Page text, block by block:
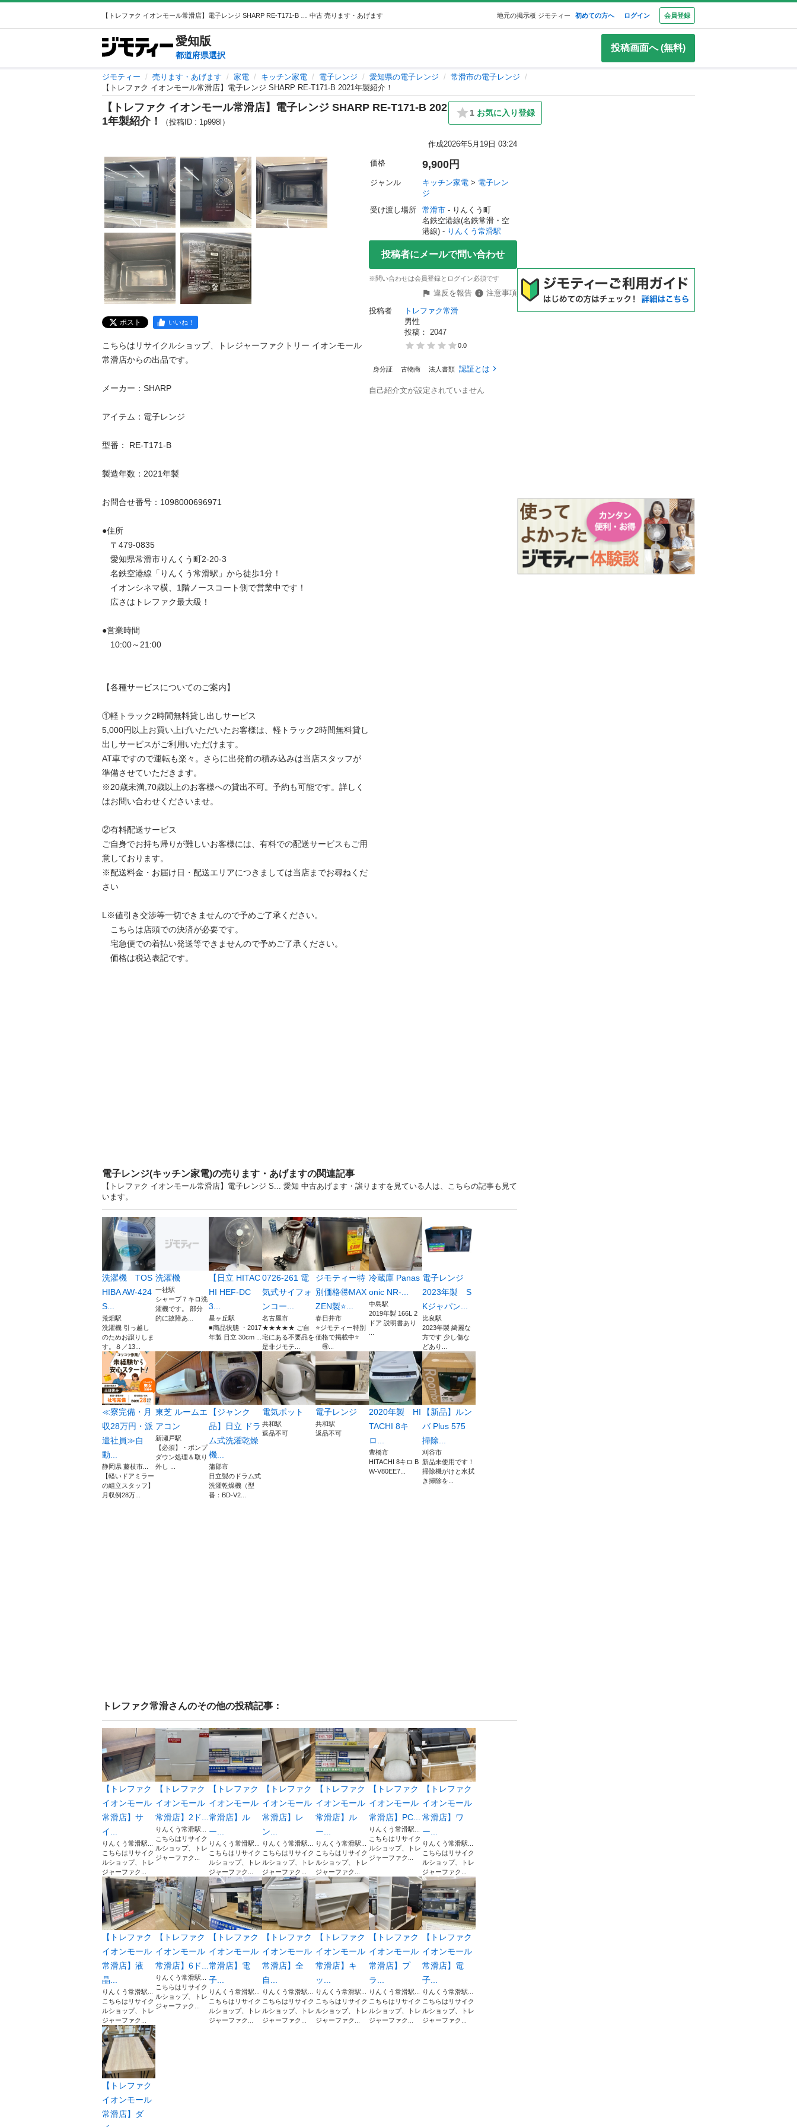
中古 売ります・あげます 地元の掲示板 ジモティー 初めての方へ ログイン 会員登録
愛知版
都道府県選択
投稿画面へ (無料)
ジモティー 売ります・あげます 家電 キッチン家電 電子レンジ 愛知県の電子レンジ
常滑市の電子レンジ
【トレファク イオンモール常滑店】電子レンジ SHARP RE-T171-B 2021年製紹介！
【トレファク イオンモール常滑店】電子レンジ SHARP RE-T171-B 202
1年製紹介！
（投稿ID : 1p998l）
1 お気に入り登録
作成2026年5月19日 03:24
ポスト いいね！
こちらはリサイクルショップ、トレジャーファクトリー イオンモール
常滑店からの出品です。
メーカー：SHARP
アイテム：電子レンジ
型番： RE-T171-B
製造年数：2021年製
お問合せ番号：1098000696971
●住所
〒479-0835
愛知県常滑市りんくう町2-20-3
名鉄空港線「りんくう常滑駅」から徒歩1分！
イオンシネマ横、1階ノースコート側で営業中です！
広さはトレファク最大級！
●営業時間
10:00～21:00
【各種サービスについてのご案内】
①軽トラック2時間無料貸し出しサービス
5,000円以上お買い上げいただいたお客様は、軽トラック2時間無料貸し
出しサービスがご利用いただけます。
AT車ですので運転も楽々。さらに出発前の積み込みは当店スタッフが
準備させていただきます。
※20歳未満,70歳以上のお客様への貸出不可。予約も可能です。詳しく
はお問い合わせくださいませ。
②有料配送サービス
ご自身でお持ち帰りが難しいお客様には、有料での配送サービスもご用
意しております。
※配送料金・お届け日・配送エリアにつきましては当店までお尋ねくだ
さい
L※値引き交渉等一切できませんので予めご了承ください。
こちらは店頭での決済が必要です。
宅急便での着払い発送等できませんので予めご了承ください。
価格は税込表記です。
価格 9,900円
ジャンル キッチン家電 > 電子レン
ジ
受け渡し場所
常滑市 - りんくう町
名鉄空港線(名鉄常滑・空
港線) - りんくう常滑駅
投稿者にメールで問い合わせ
※問い合わせは会員登録とログイン必須です
違反を報告
注意事項
投稿者
トレファク常滑
男性
投稿： 2047
0.0
身分証 古物商 法人書類 認証とは
自己紹介文が設定されていません
電子レンジ(キッチン家電)の売ります・あげますの関連記事
【トレファク イオンモール常滑店】電子レンジ S... 愛知 中古あげます・譲りますを見ている人は、こちらの記事も見て
います。
洗濯機 TOS
HIBA AW-424
S...
荒畑駅
洗濯機 引っ越し
のためお譲りしま
す。８／13...
洗濯機
一社駅
シャープ７キロ洗
濯機です。 部分
的に故障あ...
【日立 HITAC
HI HEF-DC
3...
星ヶ丘駅
■商品状態 ・2017
年製 日立 30cm ...
0726-261 電
気式サイフォ
ンコー...
名古屋市
★★★★★ ご自
宅にある不要品を
是非ジモテ...
ジモティー特
別価格🉐MAX
ZEN製⭐...
春日井市
⭐️ジモティー特別
価格で掲載中⭐️
🉐...
冷蔵庫 Panas
onic NR-...
中島駅
2019年製 166L 2
ドア 説明書あり
電子レンジ
2023年製 S
Kジャパン...
比良駅
2023年製 綺麗な
方です 少し傷な
どあり...
≪寮完備・月
収28万円・派
遣社員≫自
動...
静岡県 藤枝市...
【軽いドアミラー
の組立スタッフ】
月収例28万...
東芝 ルームエ
アコン
新瀬戸駅
【必須】・ポンプ
ダウン処理＆取り
外し ...
【ジャンク
品】日立 ドラ
ム式洗濯乾燥
機...
蒲郡市
日立製のドラム式
洗濯乾燥機（型
番：BD-V2...
電気ポット
共和駅
返品不可
電子レンジ
共和駅
返品不可
2020年製 HI
TACHI 8キ
ロ...
豊橋市
HITACHI 8キロ B
W-V80EE7...
【新品】ルン
バ Plus 575
掃除...
刈谷市
新品未使用です！
掃除機がけと水拭
き掃除を...
トレファク常滑さんのその他の投稿記事：
【トレファク
イオンモール
常滑店】サ
イ...
りんくう常滑駅...
こちらはリサイク
ルショップ、トレ
ジャーファク...
【トレファク
イオンモール
常滑店】2ド...
りんくう常滑駅...
こちらはリサイク
ルショップ、トレ
ジャーファク...
【トレファク
イオンモール
常滑店】ル
ー...
りんくう常滑駅...
こちらはリサイク
ルショップ、トレ
ジャーファク...
【トレファク
イオンモール
常滑店】レ
ン...
りんくう常滑駅...
こちらはリサイク
ルショップ、トレ
ジャーファク...
【トレファク
イオンモール
常滑店】ル
ー...
りんくう常滑駅...
こちらはリサイク
ルショップ、トレ
ジャーファク...
【トレファク
イオンモール
常滑店】PC...
りんくう常滑駅...
こちらはリサイク
ルショップ、トレ
ジャーファク...
【トレファク
イオンモール
常滑店】ワ
ー...
りんくう常滑駅...
こちらはリサイク
ルショップ、トレ
ジャーファク...
【トレファク
イオンモール
常滑店】液
晶...
りんくう常滑駅...
こちらはリサイク
ルショップ、トレ
ジャーファク...
【トレファク
イオンモール
常滑店】6ド...
りんくう常滑駅...
こちらはリサイク
ルショップ、トレ
ジャーファク...
【トレファク
イオンモール
常滑店】電
子...
りんくう常滑駅...
こちらはリサイク
ルショップ、トレ
ジャーファク...
【トレファク
イオンモール
常滑店】全
自...
りんくう常滑駅...
こちらはリサイク
ルショップ、トレ
ジャーファク...
【トレファク
イオンモール
常滑店】キ
ッ...
りんくう常滑駅...
こちらはリサイク
ルショップ、トレ
ジャーファク...
【トレファク
イオンモール
常滑店】プ
ラ...
りんくう常滑駅...
こちらはリサイク
ルショップ、トレ
ジャーファク...
【トレファク
イオンモール
常滑店】電
子...
りんくう常滑駅...
こちらはリサイク
ルショップ、トレ
ジャーファク...
【トレファク
イオンモール
常滑店】ダ